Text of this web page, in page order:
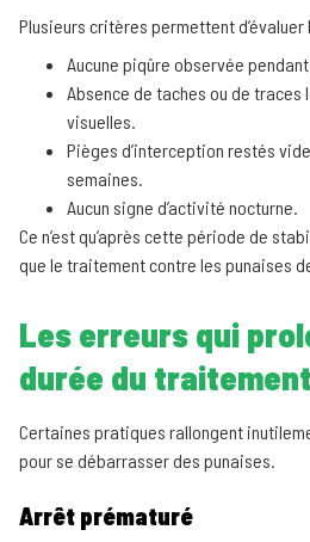
Plusieurs critères permettent
Aucune piqûre observée
Absence de taches ou de traces
visuelles.
Pièges d’interception restés
semaines.
Aucun signe d’activité nocturne.
Ce n’est qu’après cette période de
que le traitement contre les punaises
Les erreurs qui
durée du traitement
Certaines pratiques rallongent
pour se débarrasser des punaises.
Arrêt prématuré